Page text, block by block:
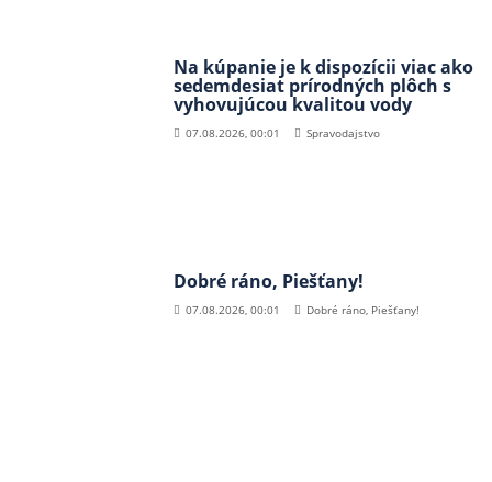
Na kúpanie je k dispozícii viac ako
sedemdesiat prírodných plôch s
vyhovujúcou kvalitou vody
07.08.2026, 00:01 Spravodajstvo
Dobré ráno, Piešťany!
07.08.2026, 00:01 Dobré ráno, Piešťany!